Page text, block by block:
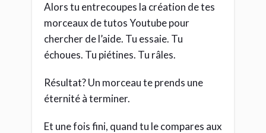
Alors tu entrecoupes la création de tes
morceaux de tutos Youtube pour
chercher de l’aide. Tu essaie. Tu
échoues. Tu piétines. Tu râles.
Résultat? Un morceau te prends une
éternité à terminer.
Et une fois fini, quand tu le compares aux